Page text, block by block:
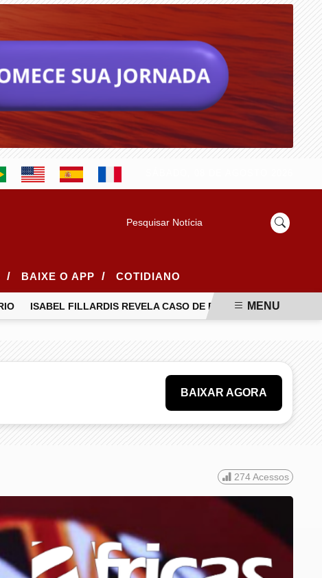
Pesquisar Notícia
/ BAIXE O APP / COTIDIANO
ISABEL FILLARDIS REVELA CASO DE RACISMO ESTRUTURAL
MENU
BAIXAR AGORA
274Acessos